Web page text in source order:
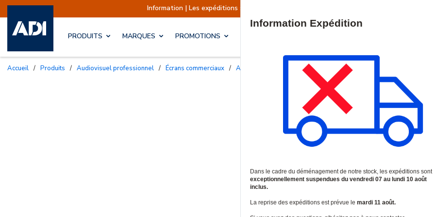
Information | Les expéditions sont actuellement suspendues Reprise prévue le
PRODUITS MARQUES PROMOTIONS
Accueil / Produits / Audiovisuel professionnel / Écrans commerciaux / Accessoires et supports professionnels